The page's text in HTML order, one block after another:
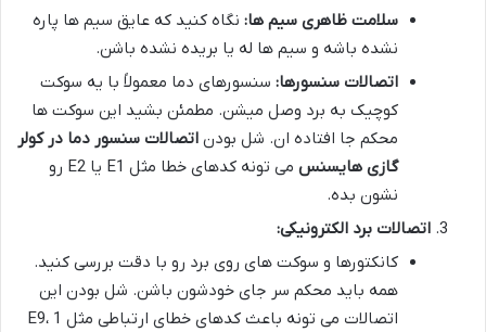
سلامت ظاهری سیم ها: نگاه کنید که عایق سیم ها پاره
نشده باشه و سیم ها له یا بریده نشده باشن.
اتصالات سنسورها: سنسورهای دما معمولاً با یه سوکت
کوچیک به برد وصل میشن. مطمئن بشید این سوکت ها
محکم جا افتاده ان. شل بودن اتصالات سنسور دما در کولر
گازی هایسنس
می تونه کدهای خطا مثل E1 یا E2 رو
نشون بده.
اتصالات برد الکترونیکی:
کانکتورها و سوکت های روی برد رو با دقت بررسی کنید.
همه باید محکم سر جای خودشون باشن. شل بودن این
اتصالات می تونه باعث کدهای خطای ارتباطی مثل E9، 1